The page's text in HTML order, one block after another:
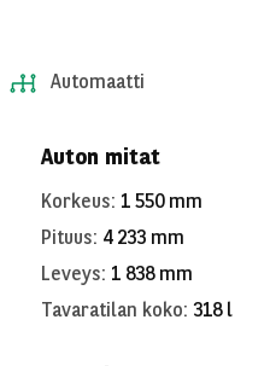
Automaatti
Auton mitat
Korkeus: 1 550 mm
Pituus: 4 233 mm
Leveys: 1 838 mm
Tavaratilan koko: 318 l